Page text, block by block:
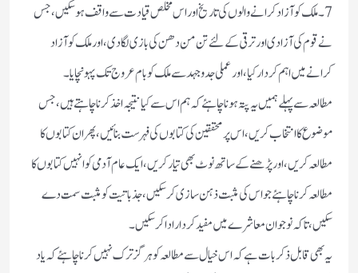
7۔ ملک کو آزاد کرانے والوں کی تاریخ اور اس مخلص قیادت سے واقف ہوسکیں، جس
نے قوم کی آزادی اور ترقی کےلئے تن من دھن کی بازی لگادی، اور ملک کو آزاد
کرانے میں اہم کردار کیا،اور عملی جدو جہد سے ملک کو بام عروج تک پہونچایا۔
مطالعہ سے پہلے ہمیں یہ پتہ ہونا چاہئے کہ ہم اس سے کیا نتیجہ اخذ کرنا چاہتے ہیں، جس
موضوع کا انتخاب کریں، اس پر محققین کی کتابوں کی فہرست بنائیں، پھر ان کتابوں کا
مطالعہ کریں،اور پڑھنے کے ساتھ نوٹ بھی تیار کریں،ایک عام آدمی کو انہیں کتابوں کا
مطالعہ کرنا چاہئے جو اس کی مثبت ذہن سازی کرسکیں، جذباتیت کو مثبت سمت دے
سکیں، تاکہ نوجوان معاشرے میں مفید کردار ادا کر سکیں۔
یہ بھی قابل ذکر بات ہے کہ اس خیال سے مطالعہ کو ہرگز ترک نہیں کرنا چاہئے کہ یاد